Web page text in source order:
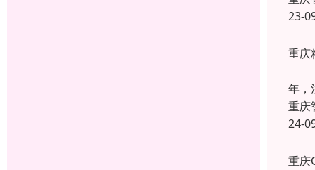
23-
重庆
年，
重庆
24-
重庆